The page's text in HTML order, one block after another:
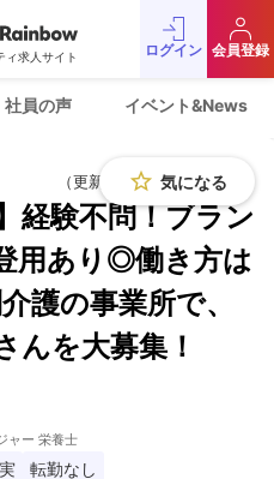
ィ求人サイト ログイン 会員登録
社員の声 イベント&News
star_border 気になる
（更新日：2026年5月8日）
経験不問！ブラン
用あり◎働き方は
護の事業所で、
んを大募集！
ャー 栄養士
転勤なし
Co.,Ltd.